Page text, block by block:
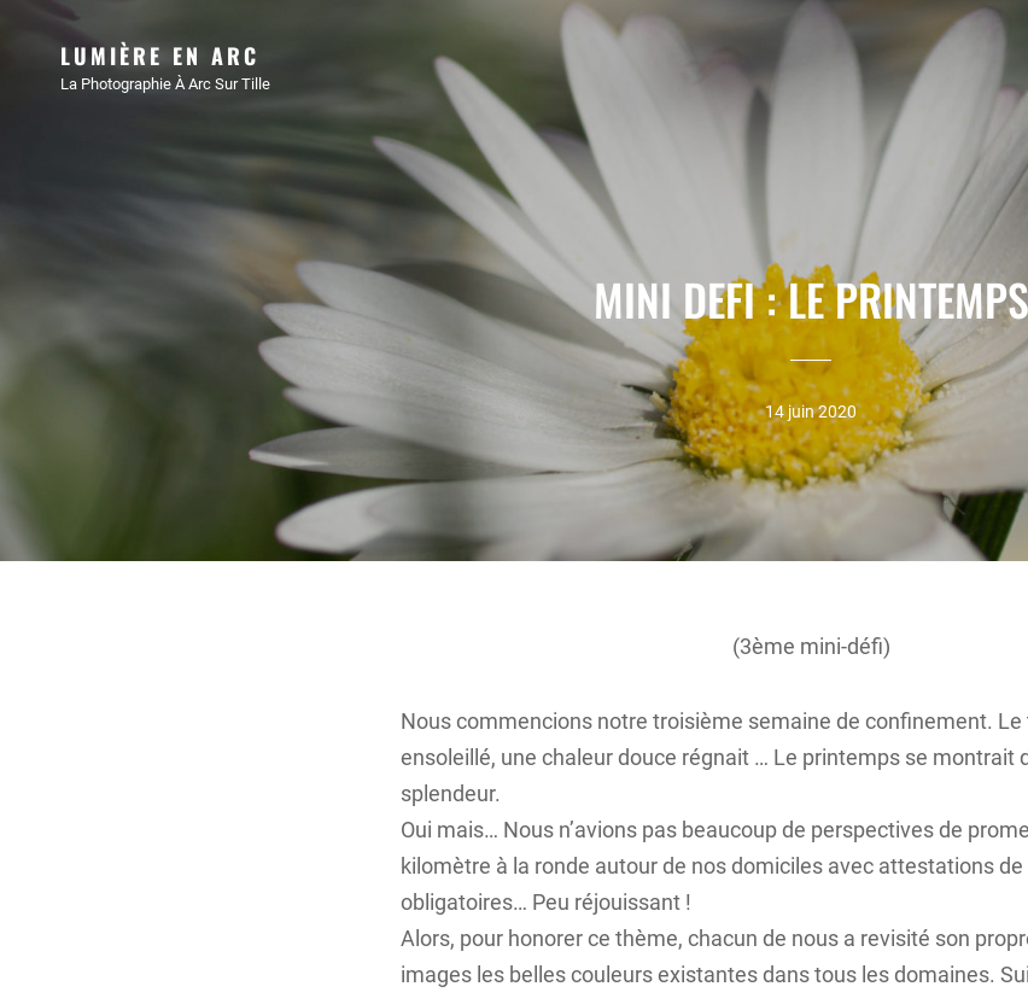
LUMIÈRE EN ARC
La Photographie À Arc Sur Tille
MINI DEFI : LE PRINTEMPS
14 juin 2020
(3ème mini-défi)
Nous commencions notre troisième semaine de confinement.
ensoleillé, une chaleur douce régnait … Le printemps se montrait
splendeur.
Oui mais… Nous n’avions pas beaucoup de perspectives de
kilomètre à la ronde autour de nos domiciles avec attestations
obligatoires… Peu réjouissant !
Alors, pour honorer ce thème, chacun de nous a revisité son
images les belles couleurs existantes dans tous les domaines.